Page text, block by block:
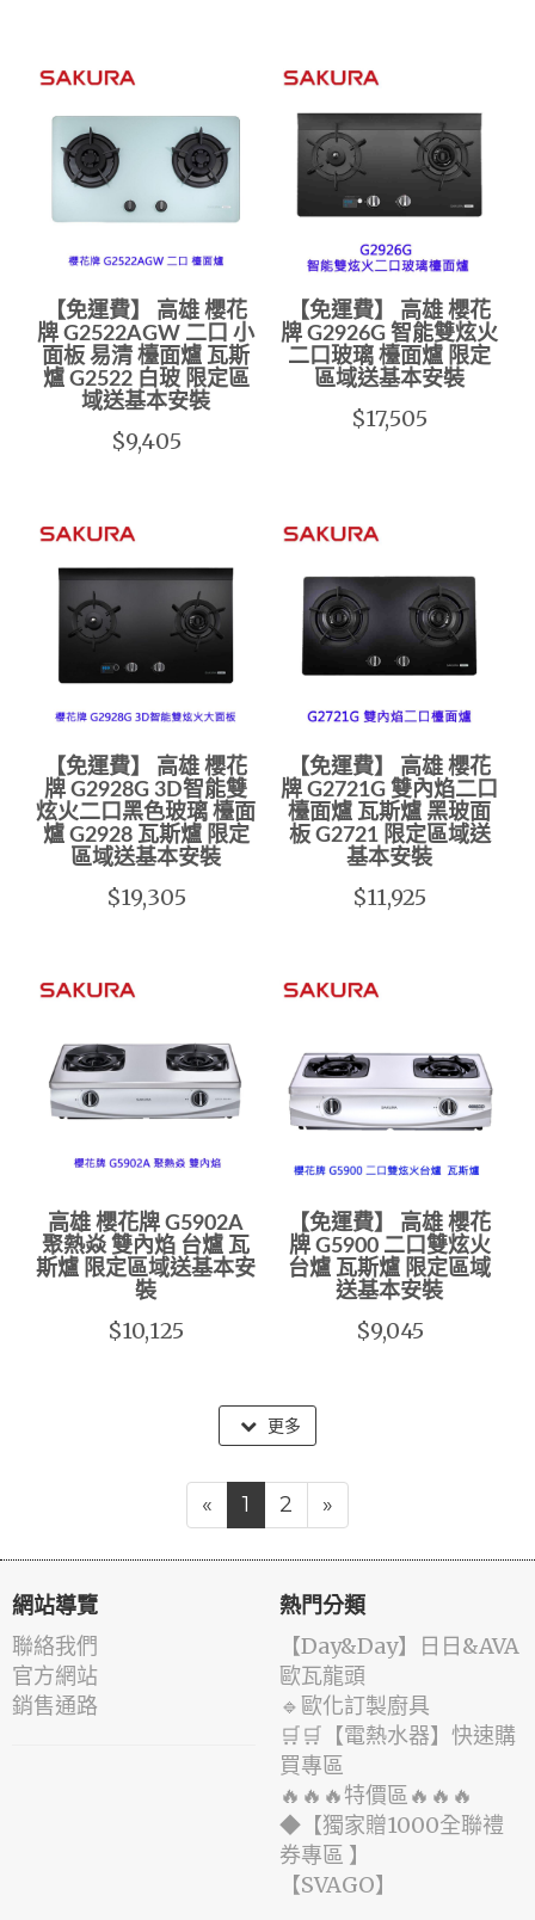
【免運費】 高雄 櫻花
牌 G2522AGW 二口 小
面板 易清 檯面爐 瓦斯
爐 G2522 白玻 限定區
域送基本安裝
$9,405
【免運費】 高雄 櫻花
牌 G2926G 智能雙炫火
二口玻璃 檯面爐 限定
區域送基本安裝
$17,505
【免運費】 高雄 櫻花
牌 G2928G 3D智能雙
炫火二口黑色玻璃 檯面
爐 G2928 瓦斯爐 限定
區域送基本安裝
$19,305
【免運費】 高雄 櫻花
牌 G2721G 雙內焰二口
檯面爐 瓦斯爐 黑玻面
板 G2721 限定區域送
基本安裝
$11,925
高雄 櫻花牌 G5902A
聚熱焱 雙內焰 台爐 瓦
斯爐 限定區域送基本安
裝
$10,125
【免運費】 高雄 櫻花
牌 G5900 二口雙炫火
台爐 瓦斯爐 限定區域
送基本安裝
$9,045
更多
« 1 2 »
網站導覽
聯絡我們
官方網站
銷售通路
熱門分類
️【Day&Day】️日日&AVA
歐瓦龍頭
🔹歐化訂製廚具
🛒🛒【電熱水器】快速購
買專區
🔥🔥🔥特價區🔥🔥🔥
◆【獨家贈1000全聯禮
券專區 】
️【SVAGO】️